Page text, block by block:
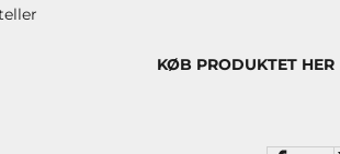
KØB PRODUKTET HER